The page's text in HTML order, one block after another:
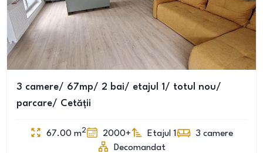
3 camere/ 67mp/ 2 bai/ etajul 1/ totul nou/
parcare/ Cetății
67.00 m2 2000+ Etajul 1 3 camere
Decomandat